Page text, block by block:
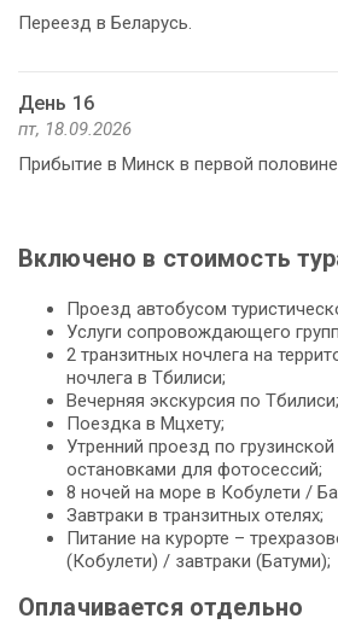
Переезд в Беларусь.
День 16
пт, 18.09.2026
Прибытие в Минск в первой половине
Включено в стоимость
Проезд автобусом
Услуги сопровождающего
2 транзитных ночлега на
ночлега в Тбилиси;
Вечерняя экскурсия по Тбилиси;
Поездка в Мцхету;
Утренний проезд по
остановками для фотосессий;
8 ночей на море в Кобулети /
Завтраки в транзитных отелях;
Питание на курорте –
(Кобулети) / завтраки (Батуми);
Оплачивается отдельно